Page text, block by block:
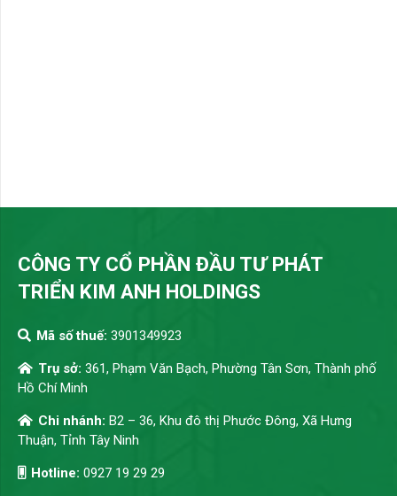
CÔNG TY CỔ PHẦN ĐẦU TƯ PHÁT
TRIỂN KIM ANH HOLDINGS
Mã số thuế: 3901349923
Trụ sở: 361, Phạm Văn Bạch, Phường Tân Sơn, Thành phố
Hồ Chí Minh
Chi nhánh: B2 – 36, Khu đô thị Phước Đông, Xã Hưng
Thuận, Tỉnh Tây Ninh
Hotline: 0927 19 29 29